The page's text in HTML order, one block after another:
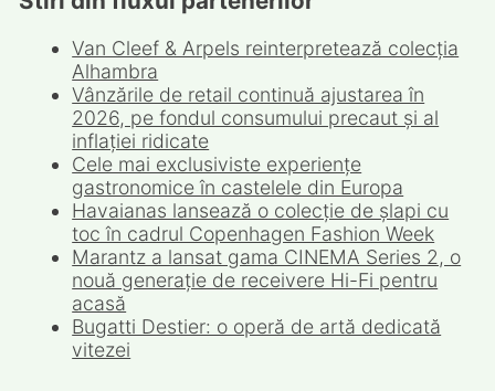
Van Cleef & Arpels reinterpretează colecția
Alhambra
Vânzările de retail continuă ajustarea în
2026, pe fondul consumului precaut și al
inflației ridicate
Cele mai exclusiviste experiențe
gastronomice în castelele din Europa
Havaianas lansează o colecție de șlapi cu
toc în cadrul Copenhagen Fashion Week
Marantz a lansat gama CINEMA Series 2, o
nouă generație de receivere Hi-Fi pentru
acasă
Bugatti Destier: o operă de artă dedicată
vitezei